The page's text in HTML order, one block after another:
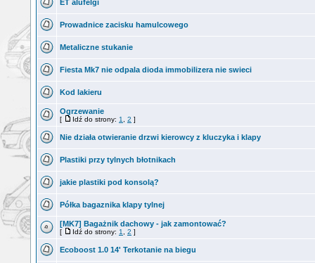
ET alufelgi
Prowadnice zacisku hamulcowego
Metaliczne stukanie
Fiesta Mk7 nie odpala dioda immobilizera nie swieci
Kod lakieru
Ogrzewanie
[ Idź do strony: 1 2 ]
Nie działa otwieranie drzwi kierowcy z kluczyka i klapy
Plastiki przy tylnych błotnikach
jakie plastiki pod konsolą?
Półka bagaznika klapy tylnej
[MK7] Bagażnik dachowy - jak zamontować?
[ Idź do strony: 1 2 ]
Ecoboost 1.0 14' Terkotanie na biegu